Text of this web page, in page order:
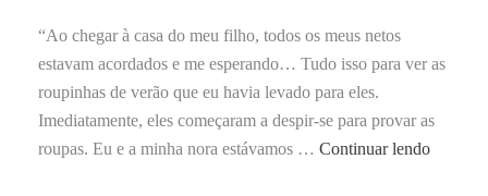
“Ao chegar à casa do meu filho, todos os meus netos
estavam acordados e me esperando… Tudo isso para ver as
roupinhas de verão que eu havia levado para eles.
Imediatamente, eles começaram a despir-se para provar as
roupas. Eu e a minha nora estávamos … Continuar lendo